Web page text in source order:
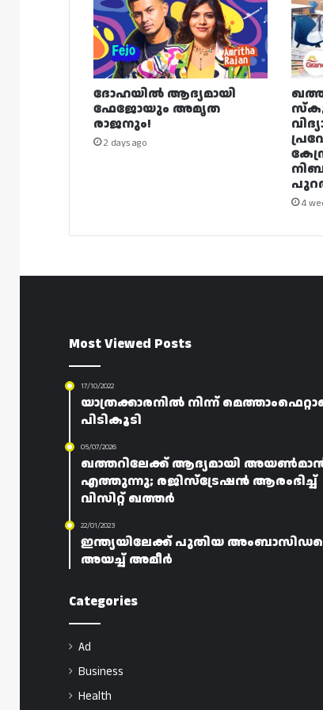
ദോഹയിൽ ആദ്യമായി
ഫേജോയും അമൃത
രാജനും!
2 days ago
4
Most Viewed Posts
17/10/2022
യാത്രക്കാരനിൽ നിന്ന്
പിടികൂടി
05/07/2026
ഖത്തറിലേക്ക് ആദ്യമായി അയൺമാൻ
എത്തുന്നു; രജിസ്‌ട്രേഷൻ ആരംഭിച്ച്
വിസിറ്റ് ഖത്തർ
22/01/2023
ഇന്ത്യയിലേക്ക് പുതിയ
അയച്ച് അമീർ
Categories
Ad
Business
Health